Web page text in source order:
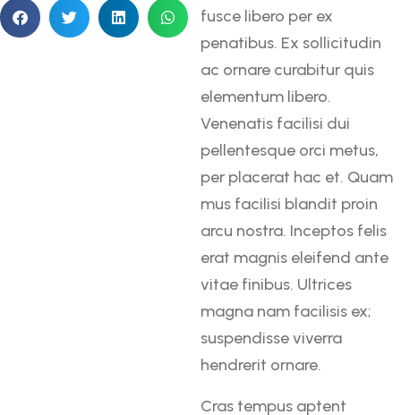
fusce libero per ex
penatibus. Ex sollicitudin
ac ornare curabitur quis
elementum libero.
Venenatis facilisi dui
pellentesque orci metus,
per placerat hac et. Quam
mus facilisi blandit proin
arcu nostra. Inceptos felis
erat magnis eleifend ante
vitae finibus. Ultrices
magna nam facilisis ex;
suspendisse viverra
hendrerit ornare.
Cras tempus aptent